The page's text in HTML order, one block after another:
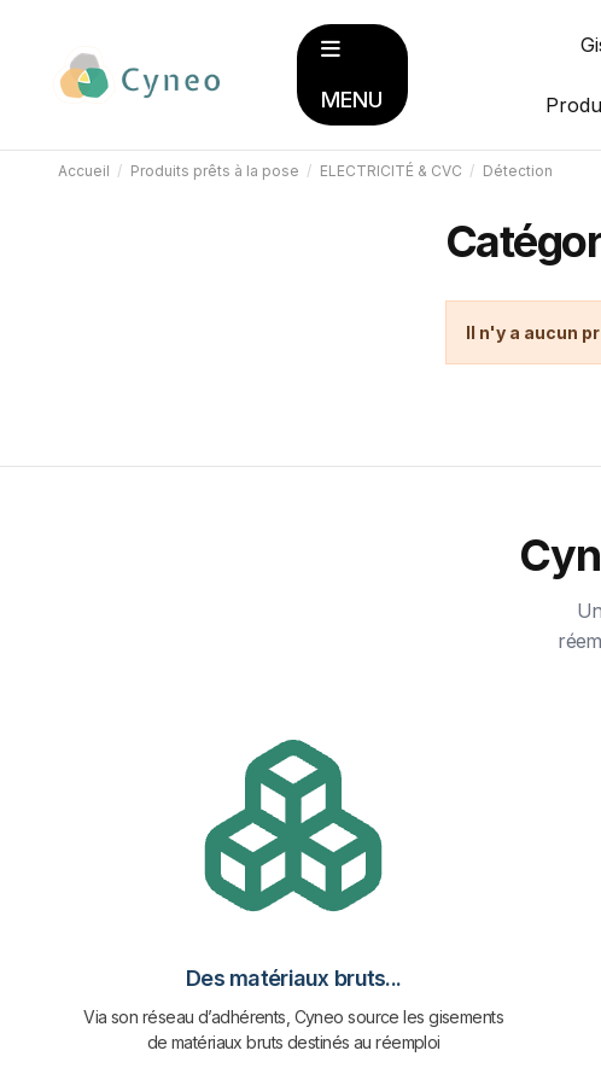
MENU
Accueil Produits prêts à la pose ELECTRICITÉ & CVC Détection
Il n'y a aucun
Des matériaux bruts...
Via son réseau d’adhérents, Cyneo source les gisements
de matériaux bruts destinés au réemploi